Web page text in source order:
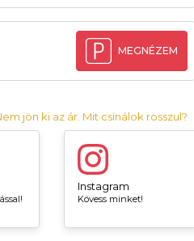
MEGNÉZEM
jön ki az ár. Mit csinálok rosszul?
Instagram
Kövess minket!